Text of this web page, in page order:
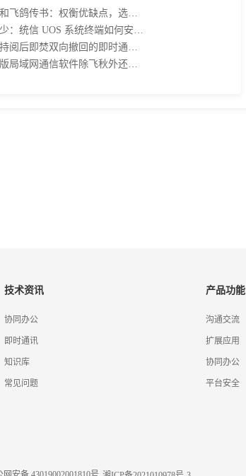
技术资讯
协同办公
即时通讯
知识库
常见问题
产品功能
沟通交流
扩展应用
协同办公
平台安全